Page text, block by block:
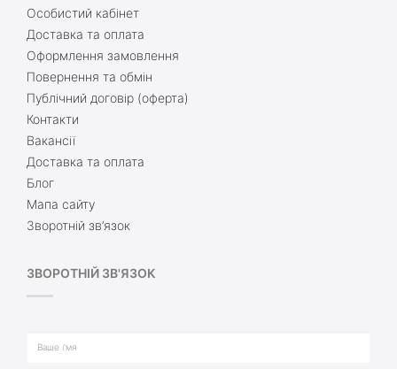
Особистий кабінет
Доставка та оплата
Оформлення замовлення
Повернення та обмін
Публічний договір (оферта)
Контакти
Вакансії
Доставка та оплата
Блог
Мапа сайту
Зворотній зв’язок
ЗВОРОТНІЙ ЗВ'ЯЗОК